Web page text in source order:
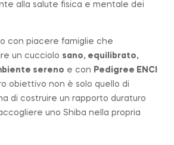
alla salute fisica e mentale dei
con piacere famiglie che
un cucciolo sano, equilibrato,
sereno e con Pedigree ENCI
obiettivo non è solo quello di
di costruire un rapporto duraturo
uno Shiba nella propria